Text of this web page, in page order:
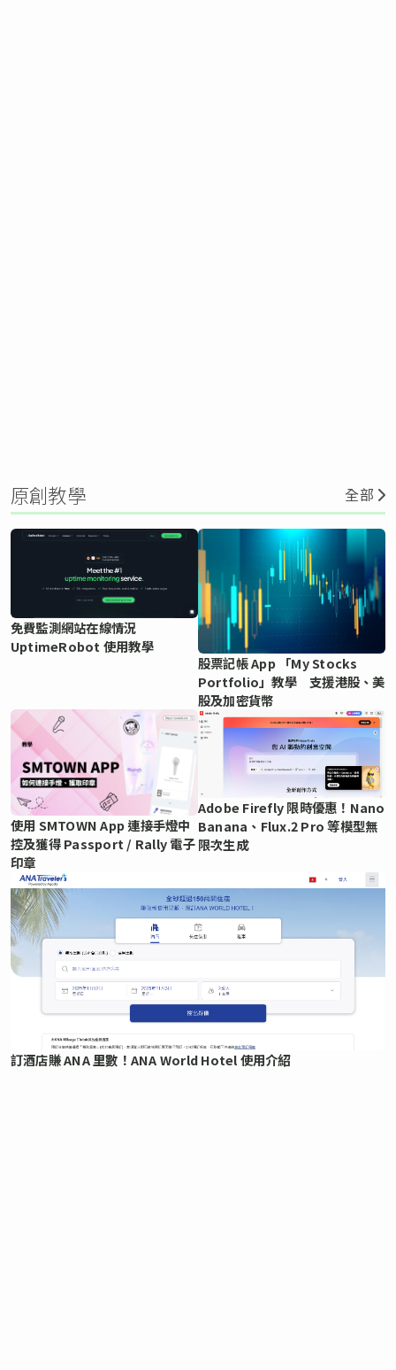
原創教學 全部
免費監測網站在線情況
UptimeRobot 使用教學
股票記帳 App 「My Stocks
Portfolio」教學 支援港股、美
股及加密貨幣
使用 SMTOWN App 連接手燈中
控及獲得 Passport / Rally 電子
印章
Adobe Firefly 限時優惠！Nano
Banana、Flux.2 Pro 等模型無
限次生成
訂酒店賺 ANA 里數！ANA World Hotel 使用介紹